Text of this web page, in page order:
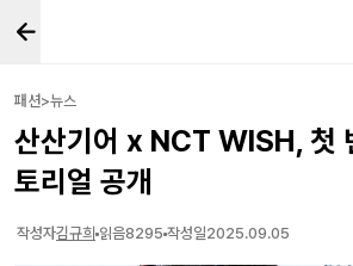
패션>뉴스
산산기어 x NCT WISH, 첫
토리얼 공개
작성자김규희 읽음8295 작성일2025.09.05